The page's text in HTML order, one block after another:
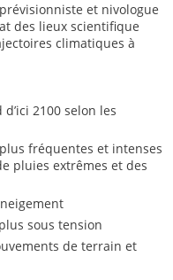
et nivologue
des lieux scientifique
climatiques à
d’ici 2100 selon les
fréquentes et intenses
pluies extrêmes et des
sous tension
de terrain et